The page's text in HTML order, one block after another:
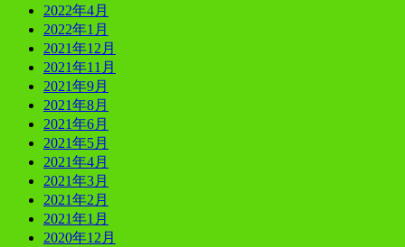
2022年4月
2022年1月
2021年12月
2021年11月
2021年9月
2021年8月
2021年6月
2021年5月
2021年4月
2021年3月
2021年2月
2021年1月
2020年12月